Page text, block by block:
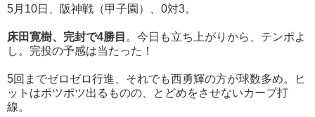
5月10日、阪神戦（甲子園）、0対3。
床田寛樹、完封で4勝目 。今日も立ち上がりから、テンポよ
し。完投の予感は当たった！
5回までゼロゼロ行進、それでも西勇輝の方が球数多め。ヒ
ットはポツポツ出るものの、とどめをさせないカープ打
線。